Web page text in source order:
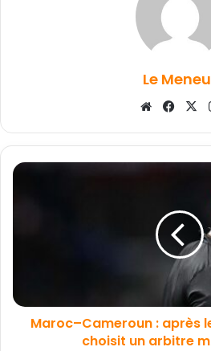
Le
Website
Maroc–Cameroun : après
choisit un arbitre